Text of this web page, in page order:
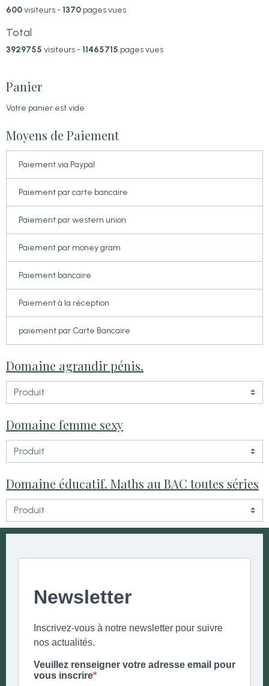
600visiteurs - 1370 pages vues
Total
3929755 visiteurs - 11465715 pages vues
Panier
Votre panier est vide
Moyens de Paiement
Paiement via Paypal
Paiement par carte bancaire
Paiement par western union
Paiement par money gram
Paiement bancaire
Paiement à la réception
paiement par Carte Bancaire
Domaine agrandir pénis.
Domaine femme sexy
Domaine éducatif. Maths au BAC toutes séries